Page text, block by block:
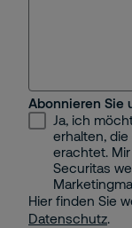
Abonnieren Sie
Ja, ich
erhalten,
erachtet.
Securitas
Hier finden Sie
Datenschutz.